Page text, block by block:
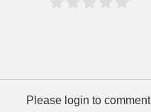
Please login to comment